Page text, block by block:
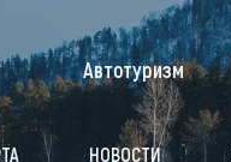
НОВОСТИ
Автотуризм